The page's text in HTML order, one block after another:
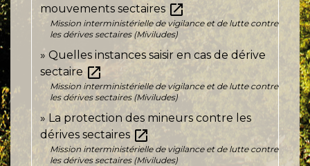
mouvements sectaires open_in_new
Mission interministérielle de vigilance et de lutte contre
les dérives sectaires (Miviludes)
Quelles instances saisir en cas de dérive
sectaire open_in_new
Mission interministérielle de vigilance et de lutte contre
les dérives sectaires (Miviludes)
La protection des mineurs contre les
dérives sectaires open_in_new
Mission interministérielle de vigilance et de lutte contre
les dérives sectaires (Miviludes)